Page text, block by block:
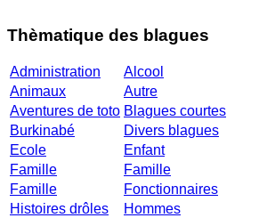
Thèmatique des blagues
Administration
Alcool
Animaux
Autre
Aventures de toto Blagues courtes
Burkinabé
Divers blagues
Ecole
Enfant
Famille
Famille
Famille
Fonctionnaires
Histoires drôles
Hommes